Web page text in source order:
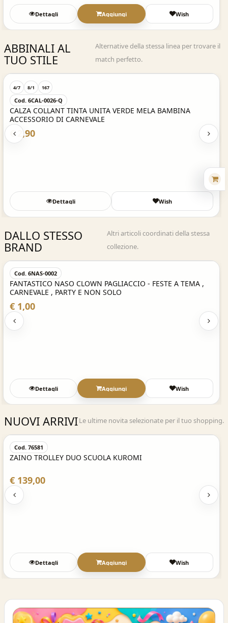
Dettagli Aggiungi Wish
ABBINALI AL
TUO STILE
Alternative della stessa linea per trovare il
match perfetto.
Acquisto Veloce
4/7 8/1 167
Cod. 6CAL-0026-Q
CALZA COLLANT TINTA UNITA VERDE MELA BAMBINA
ACCESSORIO DI CARNEVALE
€ 2,90
Dettagli Wish
DALLO STESSO
BRAND
Altri articoli coordinati della stessa
collezione.
Acquisto Veloce
Cod. 6NAS-0002
FANTASTICO NASO CLOWN PAGLIACCIO - FESTE A TEMA ,
CARNEVALE , PARTY E NON SOLO
€ 1,00
Dettagli Aggiungi Wish
NUOVI ARRIVILe ultime novita selezionate per il tuo shopping.
Acquisto Veloce
Cod. 76581
ZAINO TROLLEY DUO SCUOLA KUROMI
€ 139,00
Dettagli Aggiungi Wish